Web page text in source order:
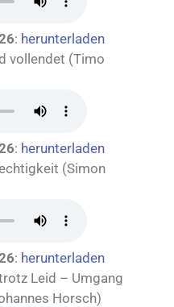
: herunterladen
vollendet (Timo
: herunterladen
(Simon
: herunterladen
Leid – Umgang
Horsch)